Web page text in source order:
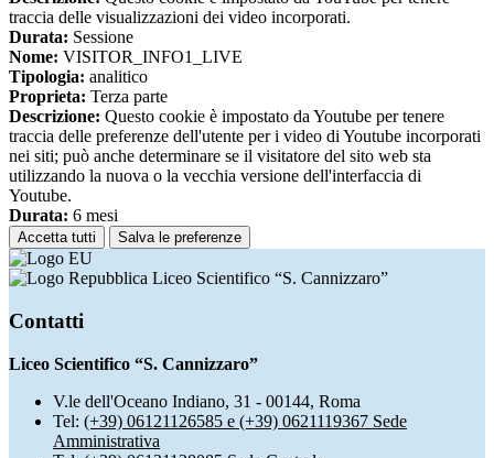
traccia delle visualizzazioni dei video incorporati.
Durata: Sessione
Nome: VISITOR_INFO1_LIVE
Tipologia: analitico
Proprieta: Terza parte
Descrizione: Questo cookie è impostato da Youtube per tenere
traccia delle preferenze dell'utente per i video di Youtube incorporati
nei siti; può anche determinare se il visitatore del sito web sta
utilizzando la nuova o la vecchia versione dell'interfaccia di
Youtube.
Durata: 6 mesi
Accetta tutti Salva le preferenze
Liceo Scientifico “S. Cannizzaro”
Contatti
Liceo Scientifico “S. Cannizzaro”
V.le dell'Oceano Indiano, 31 - 00144, Roma
Tel: (+39) 06121126585 e (+39) 0621119367 Sede
Amministrativa